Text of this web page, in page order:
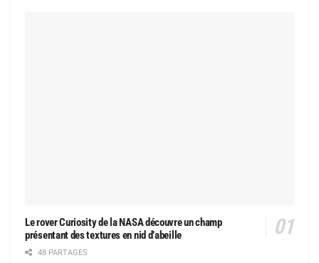
Le rover Curiosity de la NASA découvre un champ
présentant des textures en nid d’abeille
48 PARTAGES